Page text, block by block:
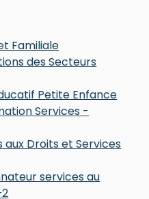
Familiale
des Secteurs
Petite Enfance
Services -
aux Droits et Services
services au